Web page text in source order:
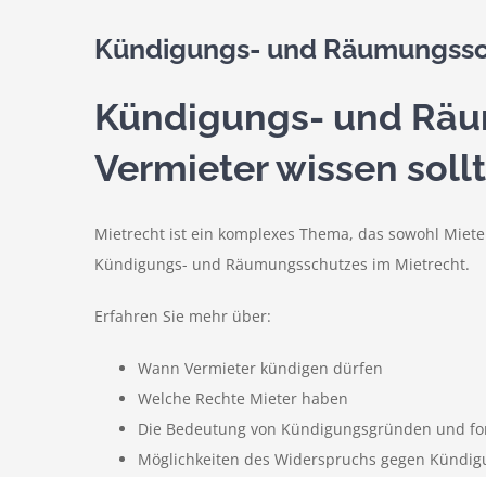
Kündigungs- und
Kündigungs- und
Vermieter wissen
Mietrecht ist ein komplexes Thema, das sowohl
Kündigungs- und Räumungsschutzes im Mietrecht.
Erfahren Sie mehr über:
Wann Vermieter kündigen dürfen
Welche Rechte Mieter haben
Die Bedeutung von Kündigungsgründen und
Möglichkeiten des Widerspruchs gegen